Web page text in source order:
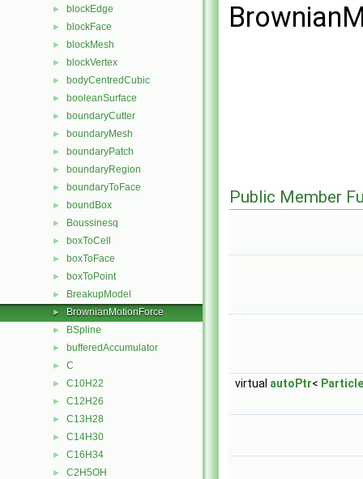
► blockEdge
► blockFace
► blockMesh
► blockVertex
► bodyCentredCubic
► booleanSurface
► boundaryCutter
► boundaryMesh
► boundaryPatch
► boundaryRegion
► boundaryToFace
► boundBox
► Boussinesq
► boxToCell
► boxToFace
► boxToPoint
► BreakupModel
► BrownianMotionForce
► BSpline
► bufferedAccumulator
► C
► C10H22
► C12H26
► C13H28
► C14H30
► C16H34
► C2H5OH
Public Member
virtual autoPtr<